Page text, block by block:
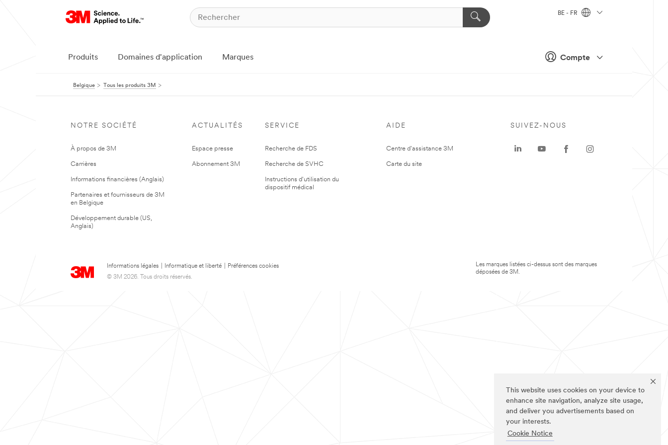
This website uses cookies on your device to
enhance site navigation, analyze site usage,
and deliver you advertisements based on
your interests.
Cookie Notice
Compte
BE - FR
Produits Domaines d'application Marques
Belgique Tous les produits 3M
NOTRE SOCIÉTÉ
À propos de 3M
Carrières
Informations financières (Anglais)
Partenaires et fournisseurs de 3M
en Belgique
Développement durable (US,
Anglais)
ACTUALITÉS
Espace presse
Abonnement 3M
SERVICE
Recherche de FDS
Recherche de SVHC
Instructions d'utilisation du
dispositif médical
AIDE
Centre d'assistance 3M
Carte du site
Informations légales Informatique et liberté
Préférences cookies
© 3M 2026. Tous droits réservés.
SUIVEZ-NOUS
Les marques listées ci-dessus sont des marques
déposées de 3M.